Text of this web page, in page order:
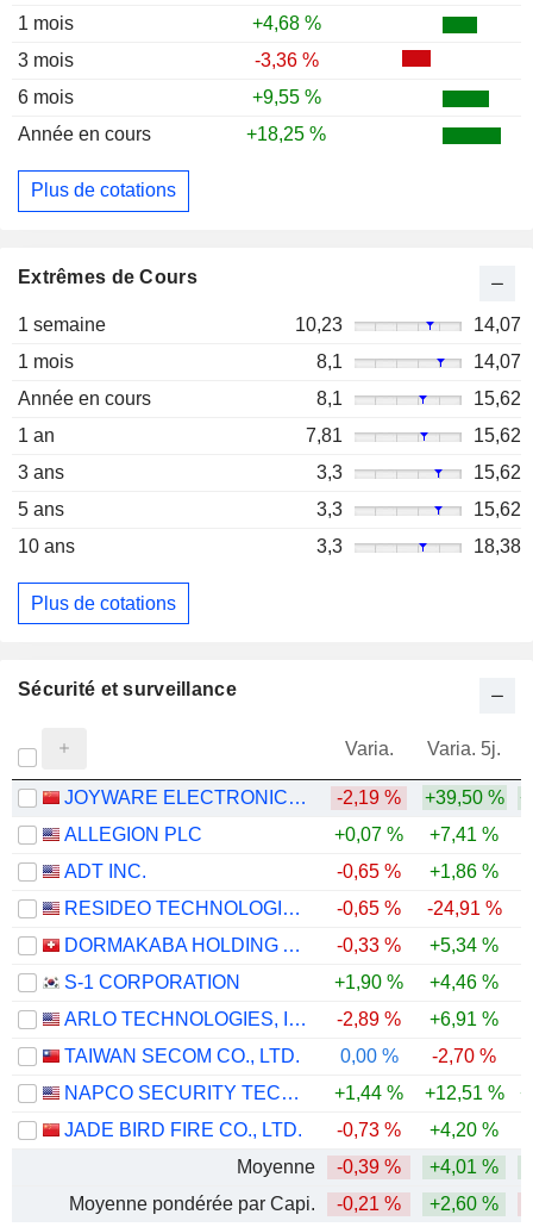
1 mois
+4,68 %
3 mois
-3,36 %
6 mois
+9,55 %
Année en cours
+18,25 %
Plus de cotations
Extrêmes de Cours
1 semaine 10,23
14,07
1 mois
8,1
14,07
Année en cours
8,1
15,62
1 an
7,81
15,62
3 ans
3,3
15,62
5 ans
3,3
15,62
10 ans
3,3 18,38
Plus de cotations
Sécurité et surveillance
Varia. Varia. 5j.
JOYWARE ELECTRONICS CO.,LTD -2,19 % +39,50 %
ALLEGION PLC
+0,07 % +7,41 %
ADT INC.
-0,65 % +1,86 %
RESIDEO TECHNOLOGIES, INC.
-0,65 % -24,91 %
DORMAKABA HOLDING AG
-0,33 % +5,34 %
S-1 CORPORATION
+1,90 % +4,46 %
ARLO TECHNOLOGIES, INC.
-2,89 % +6,91 %
TAIWAN SECOM CO., LTD.
0,00 % -2,70 %
NAPCO SECURITY TECHNOLOGIES, INC.
+1,44 % +12,51 %
JADE BIRD FIRE CO., LTD.
-0,73 % +4,20 %
Moyenne
-0,39 % +4,01 %
Moyenne pondérée par Capi.
-0,21 % +2,60 %